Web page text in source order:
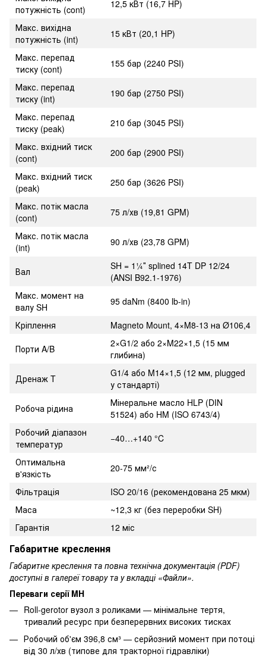
потужність (cont)
12,5 кВт (16,7 HP)
Макс. вихідна
потужність (int)
15 кВт (20,1 HP)
Макс. перепад
тиску (cont)
155 бар (2240 PSI)
Макс. перепад
тиску (int)
190 бар (2750 PSI)
Макс. перепад
тиску (peak)
210 бар (3045 PSI)
Макс. вхідний тиск
(cont)
200 бар (2900 PSI)
Макс. вхідний тиск
(peak)
250 бар (3626 PSI)
Макс. потік масла
(cont)
75 л/хв (19,81 GPM)
Макс. потік масла
(int)
90 л/хв (23,78 GPM)
Вал
SH = 1¼″ splined 14T DP 12/24
(ANSI B92.1-1976)
Макс. момент на
валу SH
95 daNm (8400 lb-in)
Кріплення
Magneto Mount, 4×M8-13 на Ø106,4
Порти A/B
2×G1/2 або 2×M22×1,5 (15 мм
глибина)
Дренаж T
G1/4 або M14×1,5 (12 мм, plugged
у стандарті)
Робоча рідина
Мінеральне масло HLP (DIN
51524) або HM (ISO 6743/4)
Робочий діапазон
температур
−40…+140 °C
Оптимальна
в'язкість
20-75 мм²/с
Фільтрація
ISO 20/16 (рекомендована 25 мкм)
Маса
~12,3 кг (без переробки SH)
Гарантія
12 міс
Габаритне креслення
Габаритне креслення та повна технічна документація (PDF)
доступні в галереї товару та у вкладці «Файли».
Переваги серії MH
Roll-gerotor вузол з роликами — мінімальне тертя,
тривалий ресурс при безперервних високих тисках
Робочий об'єм 396,8 см³ — серйозний момент при потоці
від 30 л/хв (типове для тракторної гідравліки)